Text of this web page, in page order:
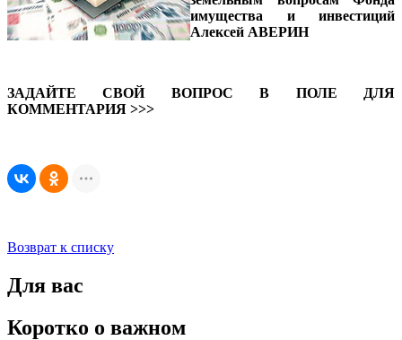
имущества и инвестиций
Алексей АВЕРИН
ЗАДАЙТЕ СВОЙ ВОПРОС В ПОЛЕ ДЛЯ
КОММЕНТАРИЯ >>>
Возврат к списку
Для вас
Коротко о важном